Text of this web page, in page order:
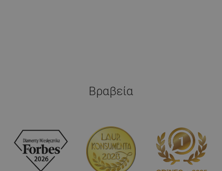
Βραβεία